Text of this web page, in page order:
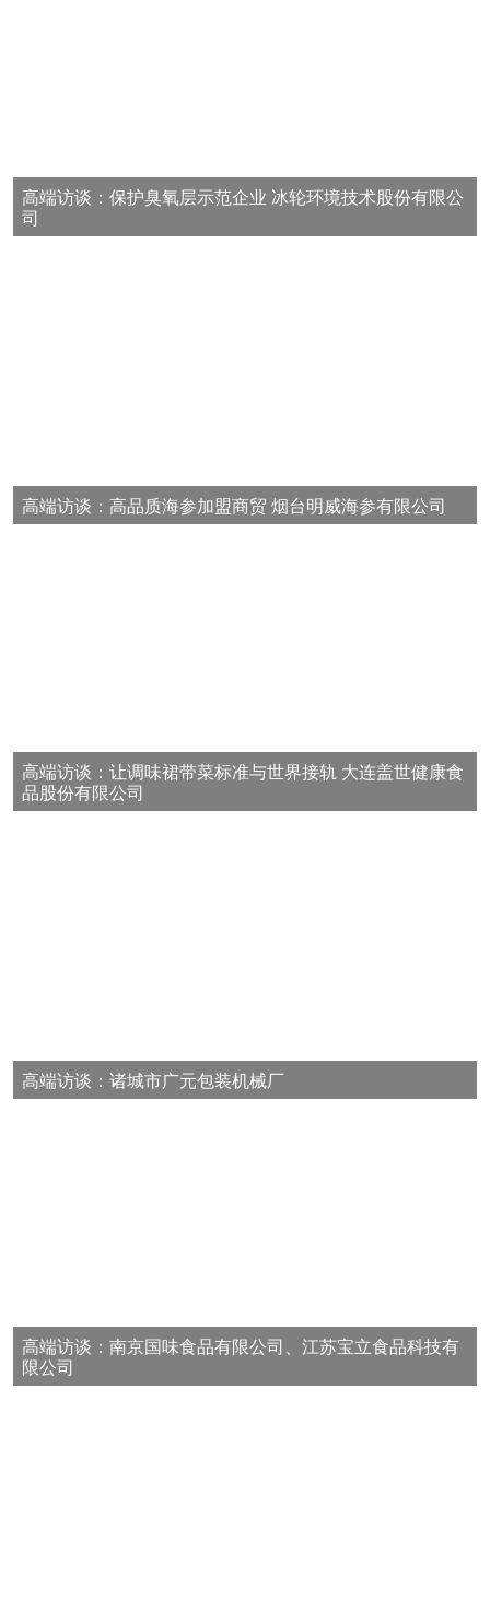
高端访谈：保护臭氧层示范企业 冰轮环境技术股份有限公
司
高端访谈：高品质海参加盟商贸 烟台明威海参有限公司
高端访谈：让调味裙带菜标准与世界接轨 大连盖世健康食
品股份有限公司
高端访谈：诸城市广元包装机械厂
高端访谈：南京国味食品有限公司、江苏宝立食品科技有
限公司